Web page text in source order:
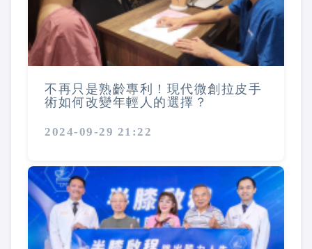
不再只是熟齡專利！現代微創拉皮手
術如何改變年輕人的選擇？
2024-09-29 21:22